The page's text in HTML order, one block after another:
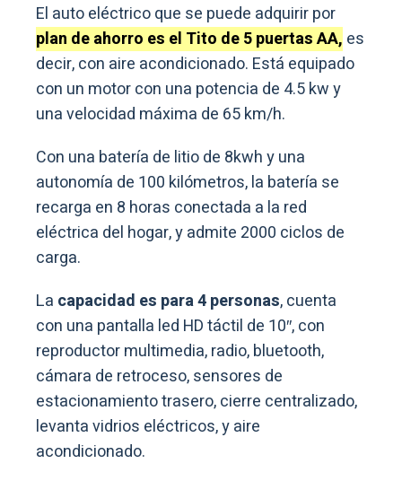
El auto eléctrico que se puede adquirir por
plan de ahorro es el Tito de 5 puertas AA, es
decir, con aire acondicionado. Está equipado
con un motor con una potencia de 4.5 kw y
una velocidad máxima de 65 km/h.
Con una batería de litio de 8kwh y una
autonomía de 100 kilómetros, la batería se
recarga en 8 horas conectada a la red
eléctrica del hogar, y admite 2000 ciclos de
carga.
La capacidad es para 4 personas, cuenta
con una pantalla led HD táctil de 10″, con
reproductor multimedia, radio, bluetooth,
cámara de retroceso, sensores de
estacionamiento trasero, cierre centralizado,
levanta vidrios eléctricos, y aire
acondicionado.